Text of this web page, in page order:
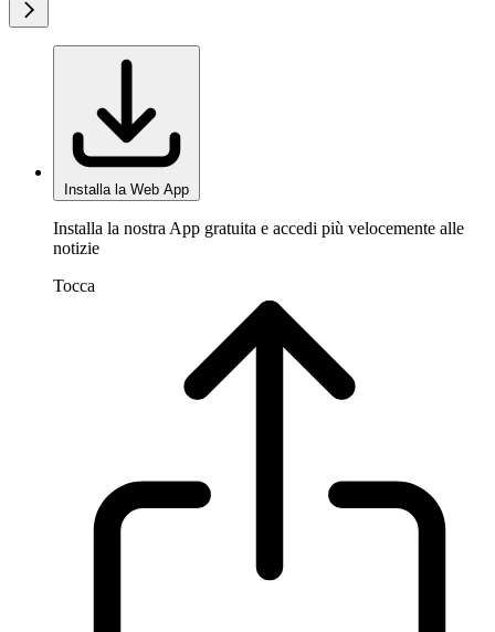
Installa la Web App
Installa la nostra App gratuita e accedi più velocemente alle
notizie
Tocca